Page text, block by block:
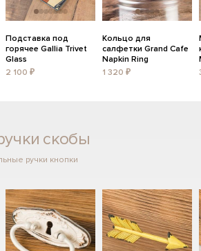
Подставка под
горячее Gallia Trivet
Glass
2 100 ₽
Кольцо для
салфетки Grand Cafe
Napkin Ring
1 320 ₽
скобы
ручки кнопки